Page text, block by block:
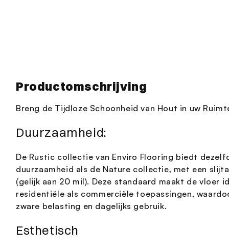
Productomschrijving
Breng de Tijdloze Schoonheid van Hout in uw
Duurzaamheid:
De Rustic collectie van Enviro Flooring biedt
duurzaamheid als de Nature collectie, met een
(gelijk aan 20 mil). Deze standaard maakt de vloer
residentiële als commerciële toepassingen,
zware belasting en dagelijks gebruik.
Esthetisch